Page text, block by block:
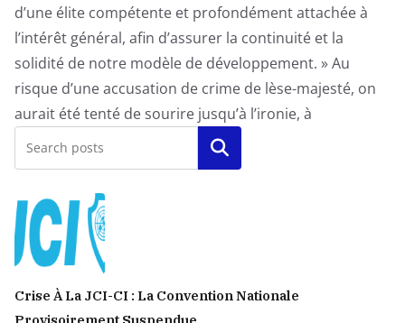
d’une élite compétente et profondément attachée à
l’intérêt général, afin d’assurer la continuité et la
solidité de notre modèle de développement. » Au
risque d’une accusation de crime de lèse-majesté, on
aurait été tenté de sourire jusqu’à l’ironie, à
Rechercher
Crise À La JCI-CI : La Convention Nationale